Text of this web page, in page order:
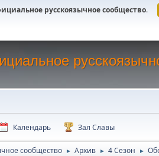
русскоязычное сообщество.
Календарь Зал Славы
сообщество ► Архив ► 4 Сезон ►